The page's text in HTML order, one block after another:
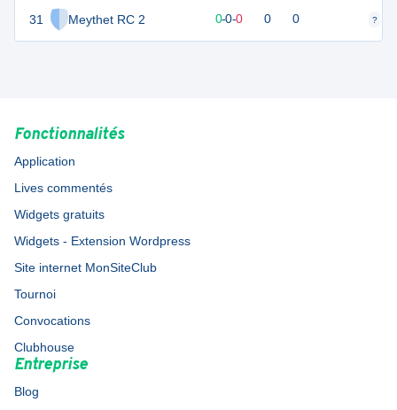
31 Meythet RC 2 0-0-0 0 0 ?
Fonctionnalités
Application
Lives commentés
Widgets gratuits
Widgets - Extension Wordpress
Site internet MonSiteClub
Tournoi
Convocations
Clubhouse
Entreprise
Blog